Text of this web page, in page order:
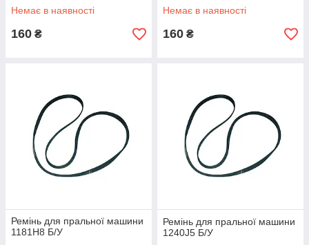
Немає в наявності
160 ₴
Немає в наявності
160 ₴
Ремінь для пральної машини
1181H8 Б/У
Ремінь для пральної машини
1240J5 Б/У